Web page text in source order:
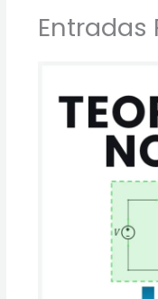
Entradas